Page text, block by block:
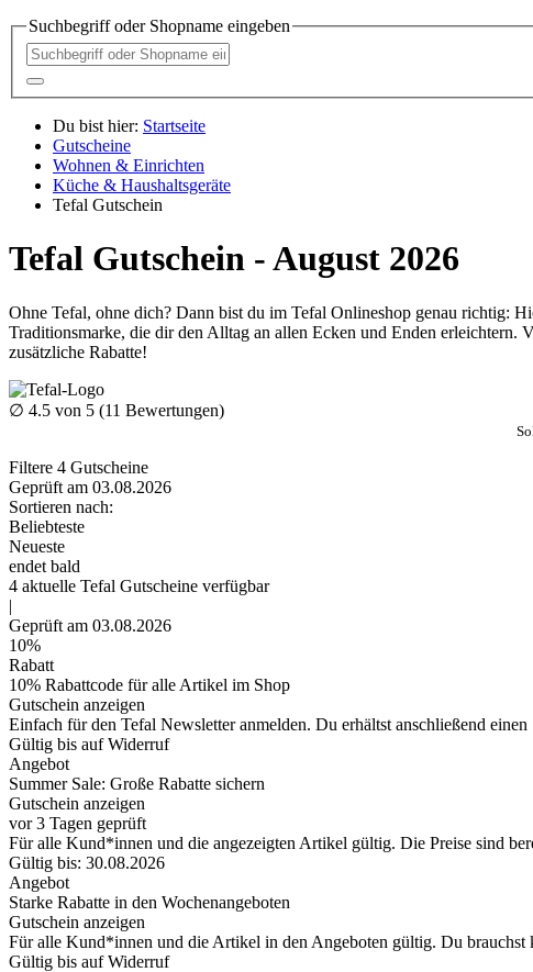
Suchbegriff oder Shopname eingeben
Du bist hier: Startseite
Gutscheine
Wohnen & Einrichten
Küche & Haushaltsgeräte
Tefal Gutschein
Tefal Gutschein - August 2026
Ohne Tefal, ohne dich? Dann bist du im Tefal Onlineshop genau richtig:
Traditionsmarke, die dir den Alltag an allen Ecken und Enden erleichtern.
zusätzliche Rabatte!
∅ 4.5 von 5 (11 Bewertungen)
Filtere 4 Gutscheine
Geprüft am 03.08.2026
Sortieren nach:
Beliebteste
Neueste
endet bald
4 aktuelle Tefal Gutscheine verfügbar
|
Geprüft am 03.08.2026
10%
Rabatt
10% Rabattcode für alle Artikel im Shop
Gutschein anzeigen
Einfach für den Tefal Newsletter anmelden. Du erhältst anschließend
Gültig bis auf Widerruf
Angebot
Summer Sale: Große Rabatte sichern
Gutschein anzeigen
vor 3 Tagen geprüft
Für alle Kund*innen und die angezeigten Artikel gültig. Die Preise sind
Gültig bis: 30.08.2026
Angebot
Starke Rabatte in den Wochenangeboten
Gutschein anzeigen
Für alle Kund*innen und die Artikel in den Angeboten gültig. Du
Gültig bis auf Widerruf